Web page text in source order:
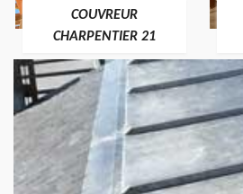
COUVREUR
CHARPENTIER 21